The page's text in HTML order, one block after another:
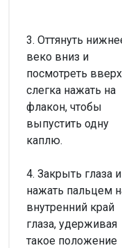
3. Оттянуть
веко вниз и
посмотреть
слегка нажать на
флакон, чтобы
выпустить одну
каплю.
4. Закрыть глаза и
нажать пальцем
внутренний край
глаза, удерживая
такое положение